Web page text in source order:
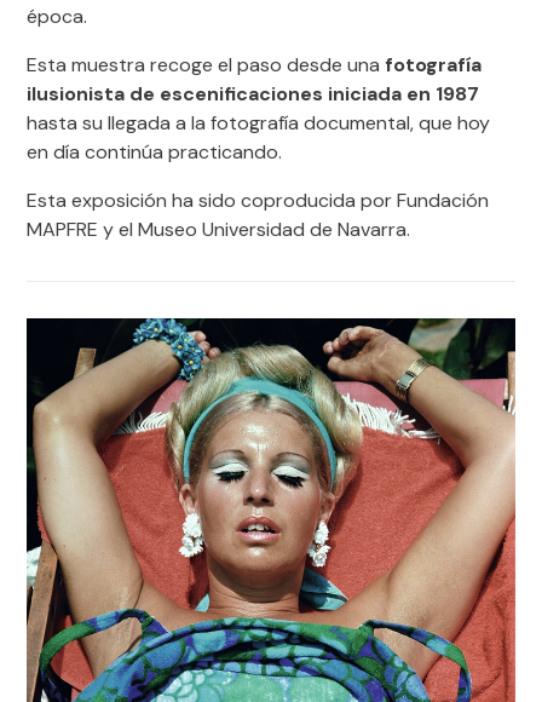
época.
Esta muestra recoge el paso desde una fotografía
ilusionista de escenificaciones iniciada en 1987
hasta su llegada a la fotografía documental, que hoy
en día continúa practicando.
Esta exposición ha sido coproducida por Fundación
MAPFRE y el Museo Universidad de Navarra.